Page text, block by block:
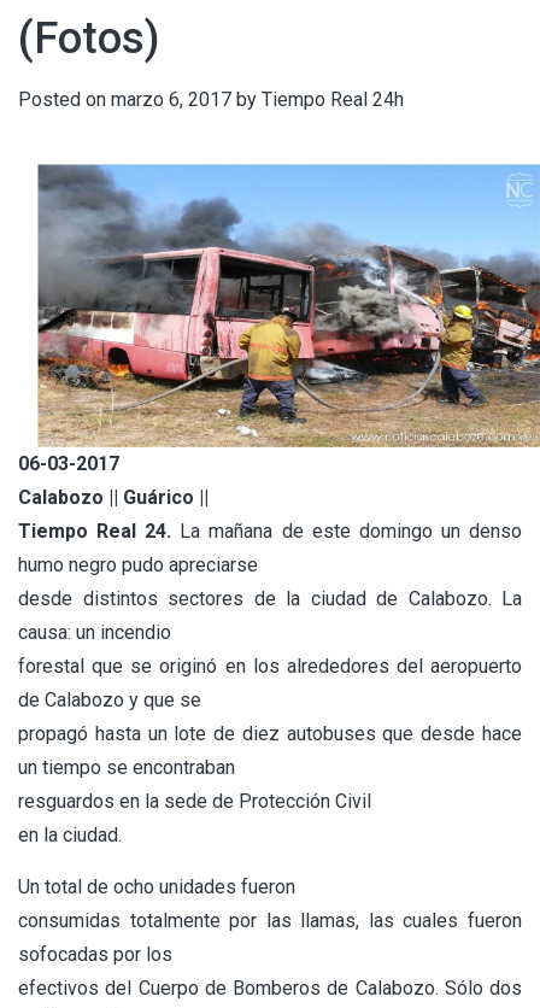
(Fotos)
Posted on marzo 6, 2017 by Tiempo Real 24h
06-03-2017
Calabozo || Guárico ||
Tiempo Real 24. La mañana de este domingo un denso
humo negro pudo apreciarse
desde distintos sectores de la ciudad de Calabozo. La
causa: un incendio
forestal que se originó en los alrededores del aeropuerto
de Calabozo y que se
propagó hasta un lote de diez autobuses que desde hace
un tiempo se encontraban
resguardos en la sede de Protección Civil
en la ciudad.
Un total de ocho unidades fueron
consumidas totalmente por las llamas, las cuales fueron
sofocadas por los
efectivos del Cuerpo de Bomberos de Calabozo. Sólo dos